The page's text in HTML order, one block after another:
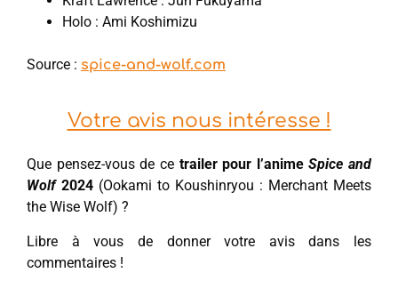
Holo : Ami Koshimizu
Source : spice-and-wolf.com
Votre avis nous intéresse !
Que pensez-vous de ce trailer pour l’animeSpice and
Wolf2024 (Ookami to Koushinryou : Merchant Meets
the Wise Wolf) ?
Libre à vous de donner votre avis dans les
commentaires !